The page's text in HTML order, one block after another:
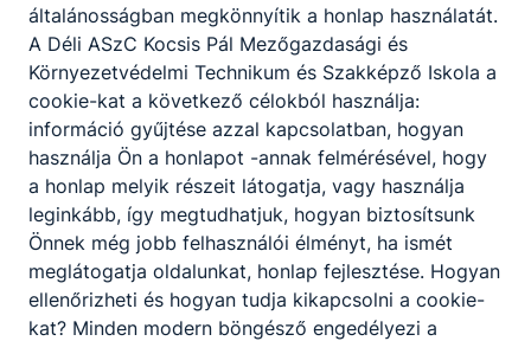
Képző adatkezelési tájékoztató - felnőttképzés
Letöltés
Képző adatszolgáltatási tájékoztató -
felnőttképzés
Minőségpolitikai nyilatkozat - felnőttképzés
Letöltés
SZMSZ 2025
általánosságban megkönnyítik a honlap használatát.
A Déli ASzC Kocsis Pál Mezőgazdasági és
Környezetvédelmi Technikum és Szakképző Iskola a
cookie-kat a következő célokból használja:
információ gyűjtése azzal kapcsolatban, hogyan
használja Ön a honlapot -annak felmérésével, hogy
a honlap melyik részeit látogatja, vagy használja
leginkább, így megtudhatjuk, hogyan biztosítsunk
Önnek még jobb felhasználói élményt, ha ismét
meglátogatja oldalunkat, honlap fejlesztése. Hogyan
ellenőrizheti és hogyan tudja kikapcsolni a cookie-
kat? Minden modern böngésző engedélyezi a